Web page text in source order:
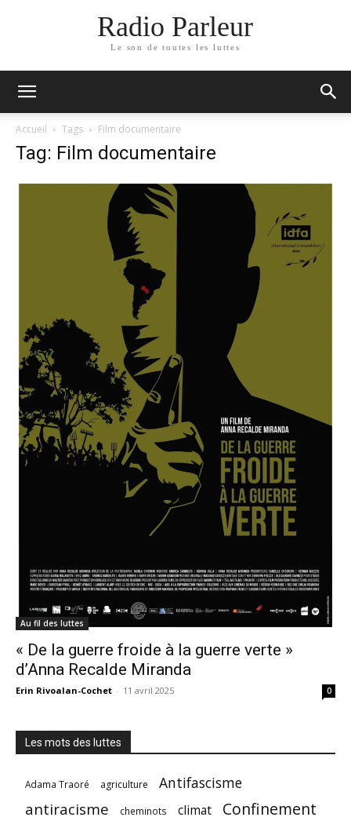
Radio Parleur
Le son de toutes les luttes
Accueil Tags Film documentaire
Tag: Film documentaire
Au fil des luttes
« De la guerre froide à la guerre verte »
d’Anna Recalde Miranda
Erin Rivoalan-Cochet - 11 avril 2025 0
Les mots des luttes
Adama Traoré agriculture Antifascisme
antiracisme cheminots climat Confinement